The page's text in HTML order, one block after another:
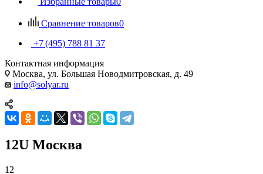
Сравнение товаров0
+7 (495) 788 81 37
Контактная информация
Москва, ул. Большая Новодмитровская, д. 49
info@solyar.ru
12U Москва
12